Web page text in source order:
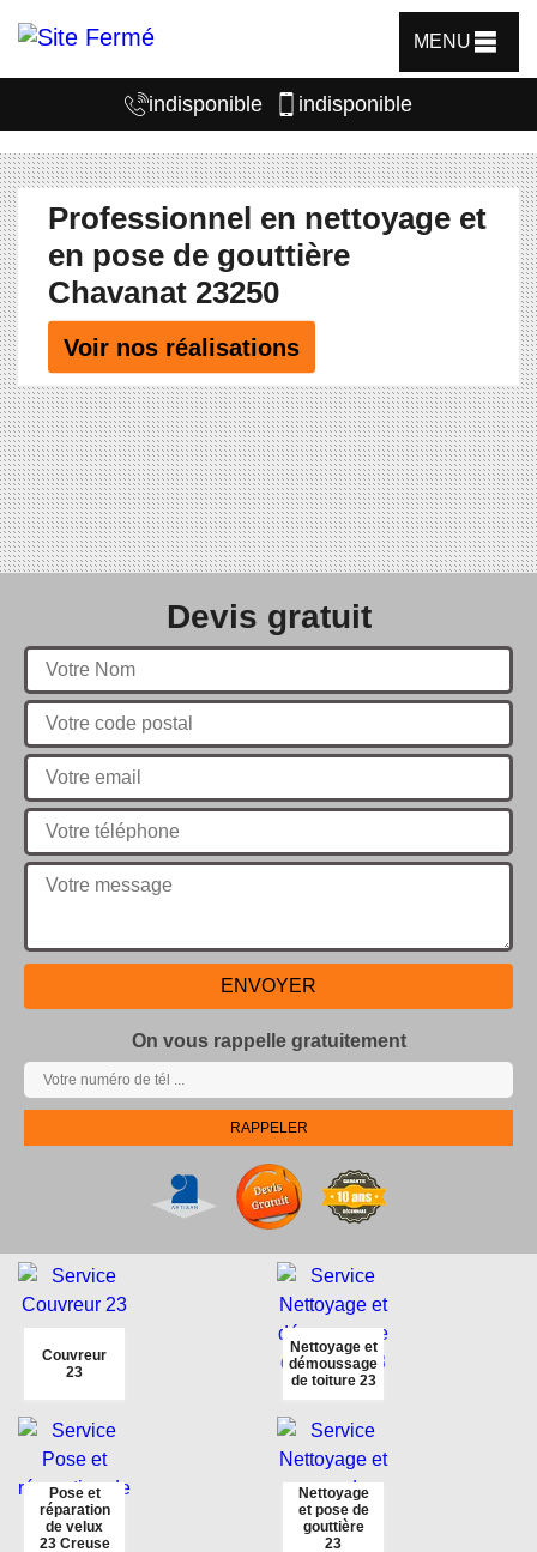
MENU
indisponible indisponible
Professionnel en nettoyage et
en pose de gouttière
Chavanat 23250
Voir nos réalisations
Devis gratuit
On vous rappelle gratuitement
Couvreur
23
Nettoyage et
démoussage
de toiture 23
Pose et
réparation
de velux
23 Creuse
Nettoyage
et pose de
gouttière
23